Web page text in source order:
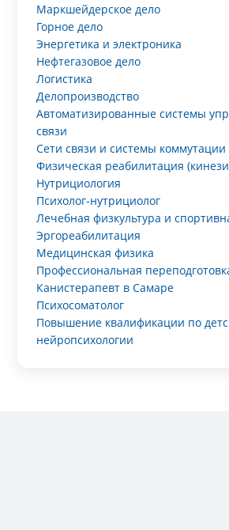
Маркшейдерское дело
Горное дело
Энергетика и электроника
Нефтегазовое дело
Логистика
Делопроизводство
Автоматизированные системы
связи
Сети связи и системы коммутации
Физическая реабилитация
Нутрициология
Психолог-нутрициолог
Лечебная физкультура и
Эргореабилитация
Медицинская физика
Профессиональная
Канистерапевт в Самаре
Психосоматолог
Повышение квалификации по
нейропсихологии